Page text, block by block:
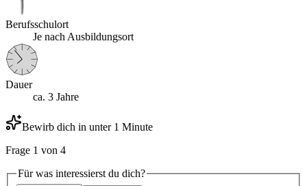
Berufsschulort
Je nach Ausbildungsort
Dauer
ca. 3 Jahre
Bewirb dich in unter 1 Minute
Frage 1 von 4
Für was interessierst du dich?